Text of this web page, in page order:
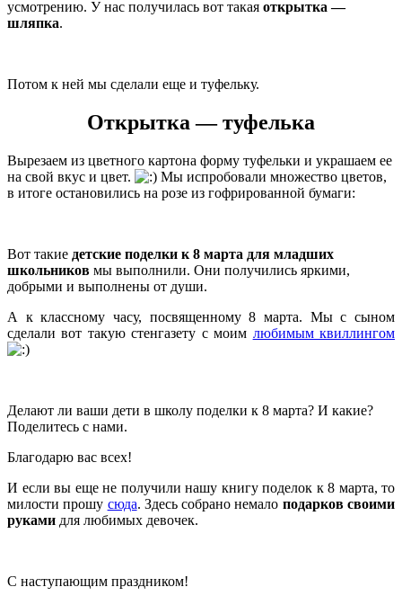
усмотрению. У нас получилась вот такая открытка —
шляпка.
Потом к ней мы сделали еще и туфельку.
Открытка — туфелька
Вырезаем из цветного картона форму туфельки и украшаем ее
на свой вкус и цвет.
Мы испробовали множество цветов,
в итоге остановились на розе из гофрированной бумаги:
Вот такие детские поделки к 8 марта для младших
школьников мы выполнили. Они получились яркими,
добрыми и выполнены от души.
А к классному часу, посвященному 8 марта. Мы с сыном
сделали вот такую стенгазету с моим любимым квиллингом
Делают ли ваши дети в школу поделки к 8 марта? И какие?
Поделитесь с нами.
Благодарю вас всех!
И если вы еще не получили нашу книгу поделок к 8 марта, то
милости прошу сюда. Здесь собрано немало подарков своими
руками для любимых девочек.
С наступающим праздником!